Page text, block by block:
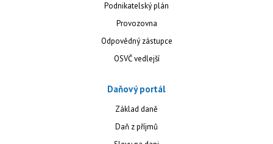
Podnikatelský plán
Provozovna
Odpovědný zástupce
OSVČ vedlejší
Daňový portál
Základ daně
Daň z příjmů